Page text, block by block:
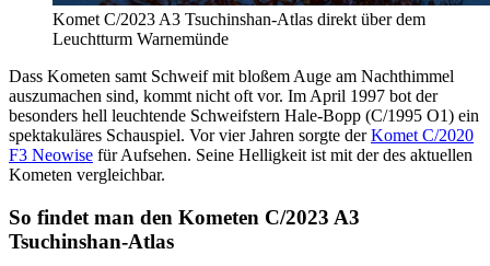
Komet C/2023 A3 Tsuchinshan-Atlas direkt über dem
Leuchtturm Warnemünde
Dass Kometen samt Schweif mit bloßem Auge am Nachthimmel
auszumachen sind, kommt nicht oft vor. Im April 1997 bot der
besonders hell leuchtende Schweifstern Hale-Bopp (C/1995 O1) ein
spektakuläres Schauspiel. Vor vier Jahren sorgte derKomet C/2020
F3 Neowise für Aufsehen. Seine Helligkeit ist mit der des aktuellen
Kometen vergleichbar.
So findet man den Kometen C/2023 A3
Tsuchinshan-Atlas